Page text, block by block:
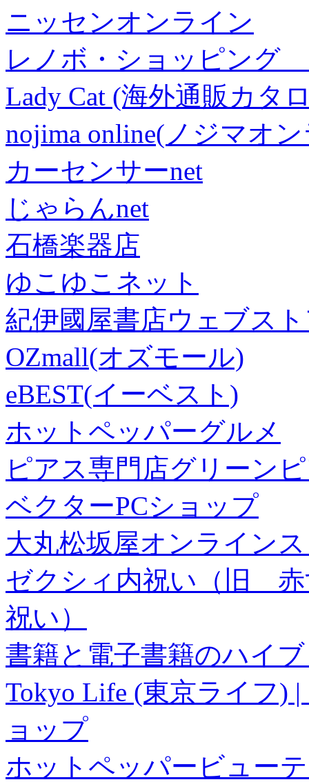
ニッセンオンライン
レノボ・ショッピング
Lady Cat (海外通販カタ
nojima online(ノジマオ
カーセンサーnet
じゃらんnet
石橋楽器店
ゆこゆこネット
紀伊國屋書店ウェブス
OZmall(オズモール)
eBEST(イーベスト)
ホットペッパーグルメ
ピアス専門店グリーン
ベクターPCショップ
大丸松坂屋オンライン
ゼクシィ内祝い（旧 赤
祝い）
書籍と電子書籍のハイ
Tokyo Life (東京ライフ)
ョップ
ホットペッパービュー